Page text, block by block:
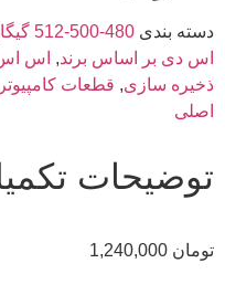
دسته بندی 480-500-512 گیگابایت
اس دی بر اساس برند, اس
ذخیره سازی, قطعات کامپیوتر
اصلی
توضیحات
تومان